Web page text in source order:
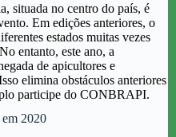
situada no centro do país, é
Em edições anteriores, o
estados muitas vezes
entanto, este ano, a
de apicultores e
elimina obstáculos anteriores
participe do CONBRAPI.
em 2020